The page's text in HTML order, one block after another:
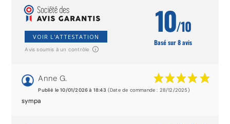
VOIR L'ATTESTATION
Avis soumis à un contrôle
10/10
Basé sur 8 avis
Anne G.
Publié le 10/01/2026 à 18:43 (Date de commande : 28/12/2025)
sympa